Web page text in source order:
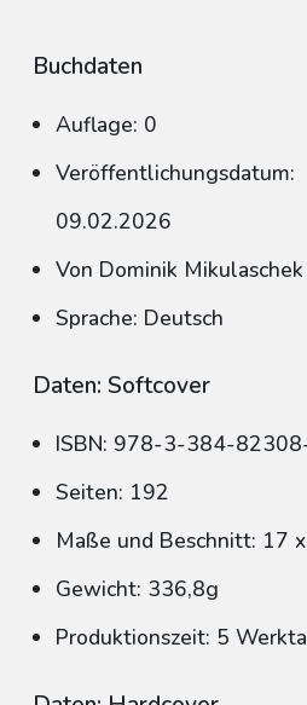
Buchdaten
Auflage: 0
Veröffentlichungsdatum:
09.02.2026
Von Dominik Mikulaschek
Sprache: Deutsch
Daten: Softcover
ISBN: 978-3-384-
Seiten: 192
Maße und Beschnitt: 17
Gewicht: 336,8g
Produktionszeit: 5